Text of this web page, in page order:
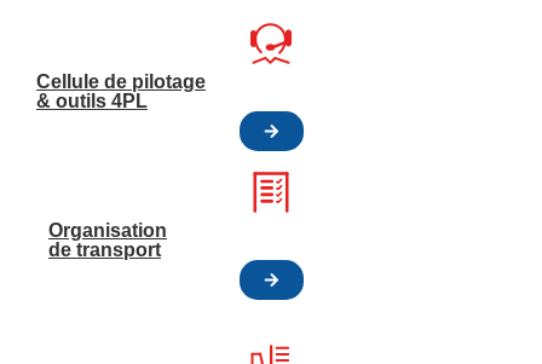
Cellule de pilotage
& outils 4PL
Organisation
de transport